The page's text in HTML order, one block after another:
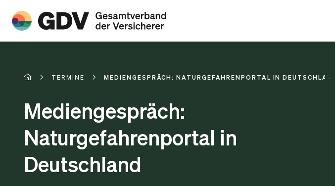
TERMINE MEDIENGESPRÄCH: NATURGEFAHRENPORTAL IN DEUTSCHLAND
Mediengespräch:
Naturgefahrenportal in
Deutschland